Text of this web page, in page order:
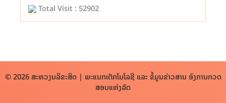
Total Visit : 52902
© 2026 ສະຫວງນລິຂະສິດ | ພະແນກເຕັກໂນໂລຊີ ແລະ ຂໍ້ມູນຂ່າວສານ ອົງການກວດ
ສອບແຫ່ງລັດ